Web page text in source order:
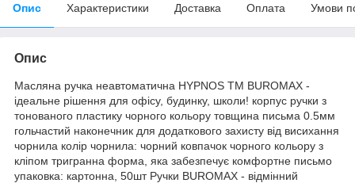
Опис Характеристики Доставка Оплата Умови
Опис
Масляна ручка неавтоматична HYPNOS ТМ BUROMAX -
ідеальне рішення для офісу, будинку, школи! корпус ручки з
тонованого пластику чорного кольору товщина письма 0.5мм
гольчастий наконечник для додаткового захисту від висихання
чорнила колір чорнила: чорний ковпачок чорного кольору з
кліпом тригранна форма, яка забезпечує комфортне письмо
упаковка: картонна, 50шт Ручки BUROMAX - відмінний